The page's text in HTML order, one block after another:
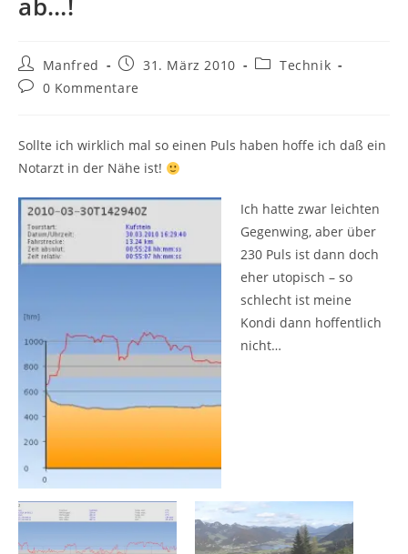
ab…!
Beitrags-
Autor:
Manfred
Beitrag31. März 2010
Beitrags-
Technik
Beitrags-
0 Kommentare
Sollte ich wirklich mal so einen Puls haben hoffe ich daß ein
Notarzt in der Nähe ist!
Ich hatte zwar leichten
Gegenwing, aber über
230 Puls ist dann doch
eher utopisch – so
schlecht ist meine
Kondi dann hoffentlich
nicht…